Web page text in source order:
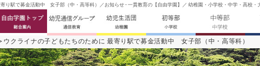
り駅で募金活動中 女子部（中・高等科）／お知らせ - 一貫教育の【自由学園】／ 幼稚園・小学校・中学・高校・
ウクライナの子どもたちのために 最寄り駅で募金活動中 女子部（中・高等科）